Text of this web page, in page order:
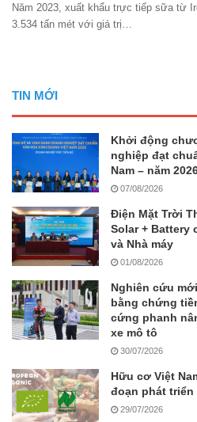
Năm 2023, xuất khẩu trực tiếp sữa từ
3.534 tấn mét với giá trị…
TIN MỚI
Khởi động
nghiệp đạt
Nam – năm
07/08/2026
Điện Mặt Trời
Solar + Battery
và Nhà máy
01/08/2026
Nghiên cứu
bằng chứng
cứng phanh
xe mô tô
30/07/2026
Hữu cơ Việt
đoạn phát triển
29/07/2026